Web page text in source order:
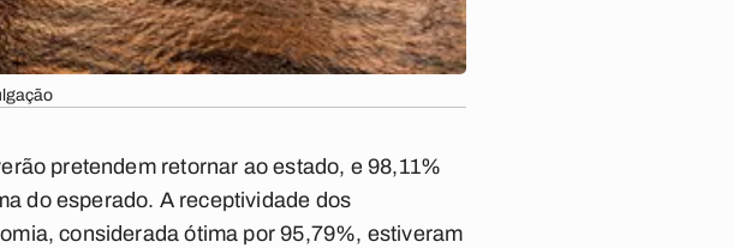
pretendem retornar ao estado, e 98,11%
do esperado. A receptividade dos
considerada ótima por 95,79%, estiveram